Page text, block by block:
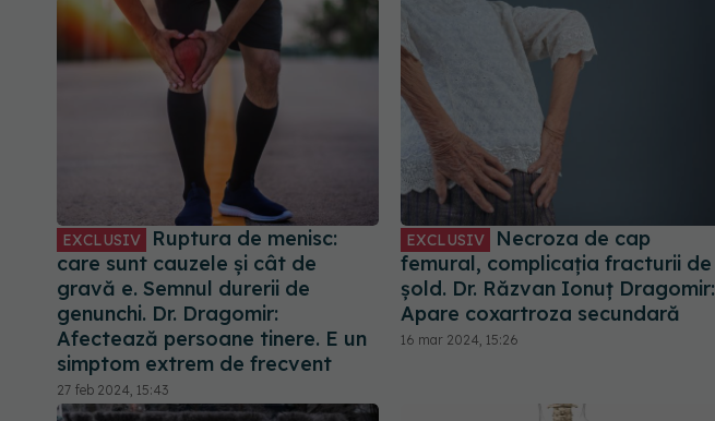
EXCLUSIV
Ruptura de menisc:
care sunt cauzele și cât de
gravă e. Semnul durerii de
genunchi. Dr. Dragomir:
Afectează persoane tinere. E un
simptom extrem de frecvent
27 feb 2024, 15:43
EXCLUSIV
Necroza de cap
femural, complicația fracturii de
șold. Dr. Răzvan Ionuț Dragomir:
Apare coxartroza secundară
16 mar 2024, 15:26